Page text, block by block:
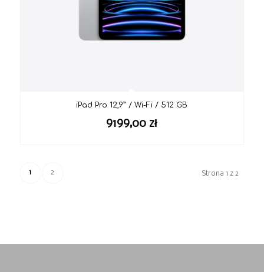
iPad Pro 12,9” / Wi-Fi / 512 GB
9199,00 zł
Strona 1 z 2
1 2